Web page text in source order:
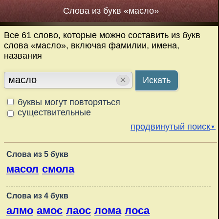
Слова из букв «масло»
Все 61 слово, которые можно составить из букв
слова «масло», включая фамилии, имена,
названия
Слова из 5 букв
масол смола
Слова из 4 букв
алмо амос лаос лома лоса
✕ Искать
буквы могут повторяться
существительные
продвинутый поиск▼